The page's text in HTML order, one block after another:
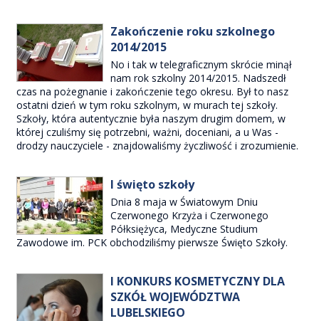
Zakończenie roku szkolnego
2014/2015
No i tak w telegraficznym skrócie minął
nam rok szkolny 2014/2015. Nadszedł
czas na pożegnanie i zakończenie tego okresu. Był to nasz
ostatni dzień w tym roku szkolnym, w murach tej szkoły.
Szkoły, która autentycznie była naszym drugim domem, w
której czuliśmy się potrzebni, ważni, doceniani, a u Was -
drodzy nauczyciele - znajdowaliśmy życzliwość i zrozumienie.
I święto szkoły
Dnia 8 maja w Światowym Dniu
Czerwonego Krzyża i Czerwonego
Półksiężyca, Medyczne Studium
Zawodowe im. PCK obchodziliśmy pierwsze Święto Szkoły.
I KONKURS KOSMETYCZNY DLA
SZKÓŁ WOJEWÓDZTWA
LUBELSKIEGO